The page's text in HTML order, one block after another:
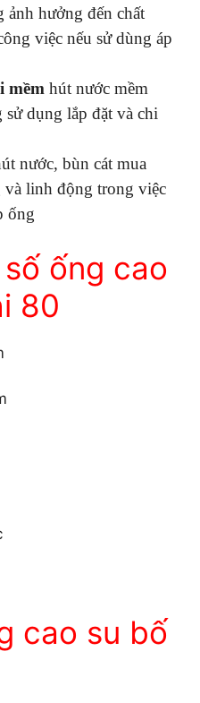
hưởng đến chất
việc nếu sử dùng áp
mềm hút nước mềm
dụng lắp đặt và chi
nước, bùn cát mua
và linh động trong việc
ống
ống cao
80
cao su bố